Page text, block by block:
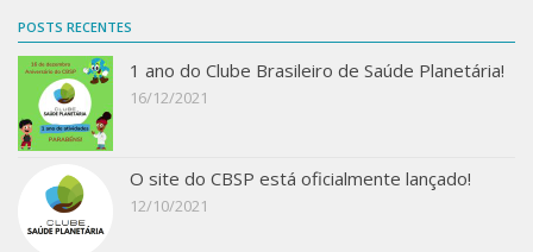
POSTS RECENTES
1 ano do Clube Brasileiro de Saúde Planetária!
16/12/2021
O site do CBSP está oficialmente lançado!
12/10/2021